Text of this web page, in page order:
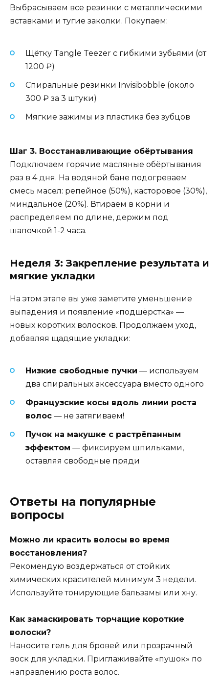
Выбрасываем все резинки с металлическими
вставками и тугие заколки. Покупаем:
Щётку Tangle Teezer с гибкими зубьями (от
1200 ₽)
Спиральные резинки Invisibobble (около
300 ₽ за 3 штуки)
Мягкие зажимы из пластика без зубцов
Шаг 3. Восстанавливающие обёртывания
Подключаем горячие масляные обёртывания
раз в 4 дня. На водяной бане подогреваем
смесь масел: репейное (50%), касторовое (30%),
миндальное (20%). Втираем в корни и
распределяем по длине, держим под
шапочкой 1-2 часа.
Неделя 3: Закрепление результата и
мягкие укладки
На этом этапе вы уже заметите уменьшение
выпадения и появление «подшёрстка» —
новых коротких волосков. Продолжаем уход,
добавляя щадящие укладки:
Низкие свободные пучки — используем
два спиральных аксессуара вместо одного
Французские косы вдоль линии роста
волос — не затягиваем!
Пучок на макушке с растрёпанным
эффектом — фиксируем шпильками,
оставляя свободные пряди
Ответы на популярные
вопросы
Можно ли красить волосы во время
восстановления?
Рекомендую воздержаться от стойких
химических красителей минимум 3 недели.
Используйте тонирующие бальзамы или хну.
Как замаскировать торчащие короткие
волоски?
Наносите гель для бровей или прозрачный
воск для укладки. Приглаживайте «пушок» по
направлению роста волос.